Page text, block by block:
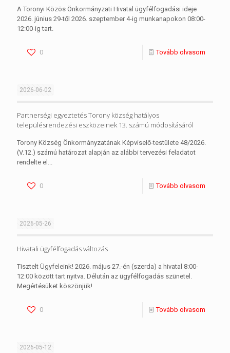
A Toronyi Közös Önkormányzati Hivatal ügyfélfogadási ideje
2026. június 29-től 2026. szeptember 4-ig munkanapokon 08:00-
12:00-ig tart.
0 Tovább olvasom
2026-06-02
Partnerségi egyeztetés Torony község hatályos
településrendezési eszközeinek 13. számú módosításáról
Torony Község Önkormányzatának Képviselő-testülete 48/2026.
(V.12.) számú határozat alapján az alábbi tervezési feladatot
rendelte el...
0 Tovább olvasom
2026-05-26
Hivatali ügyfélfogadás változás
Tisztelt Ügyfeleink! 2026. május 27.-én (szerda) a hivatal 8:00-
12:00 között tart nyitva. Délután az ügyfélfogadás szünetel.
Megértésüket köszönjük!
0 Tovább olvasom
2026-05-12